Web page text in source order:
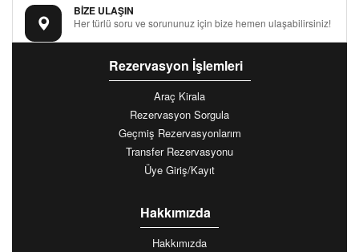
BİZE ULAŞIN
Her türlü soru ve sorununuz için bize hemen ulaşabilirsiniz!
Rezervasyon İşlemleri
Araç Kirala
Rezervasyon Sorgula
Geçmiş Rezervasyonlarım
Transfer Rezervasyonu
Üye Giriş/Kayıt
Hakkımızda
Hakkımızda